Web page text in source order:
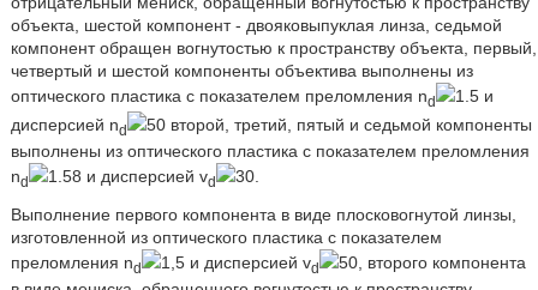
объекта, шестой компонент - двояковыпуклая линза, седьмой
компонент обращен вогнутостью к пространству объекта, первый,
четвертый и шестой компоненты объектива выполнены из
оптического пластика с показателем преломления nd
1.5 и
дисперсией nd
50 второй, третий, пятый и седьмой компоненты
выполнены из оптического пластика с показателем преломления
nd 1.58 и дисперсией vd
30.
Выполнение первого компонента в виде плосковогнутой линзы,
изготовленной из оптического пластика с показателем
преломления nd 1,5 и дисперсией vd
50, второго компонента